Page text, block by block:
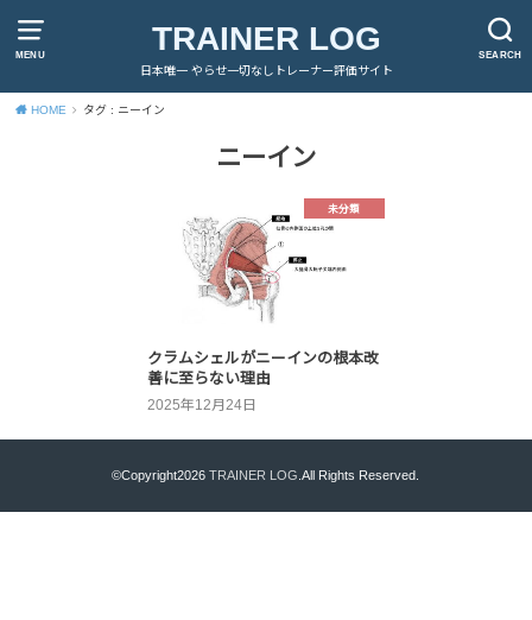
MENU SEARCH
TRAINER LOG
日本唯一 やらせ一切なしトレーナー評価サイト
HOME タグ : ニーイン
ニーイン
未分類
クラムシェルがニーインの根本改
善に至らない理由
2025年12月24日
©Copyright2026TRAINER LOG .All Rights Reserved.